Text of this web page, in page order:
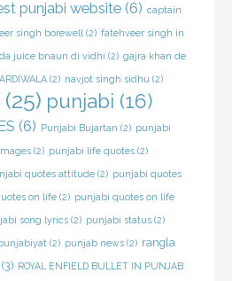
punjabi website (6) captain
singh borewell (2) fatehveer singh in
juice bnaun di vidhi (2) gajra khan de
(2) navjot singh sidhu (2)
(25) punjabi (16)
(6) Punjabi Bujartan (2) punjabi
(2) punjabi life quotes (2)
quotes attitude (2) punjabi quotes
on life (2) punjabi quotes on life
song lyrics (2) punjabi status (2)
(2) punjab news (2) rangla
(3) ROYAL ENFIELD BULLET IN PUNJAB